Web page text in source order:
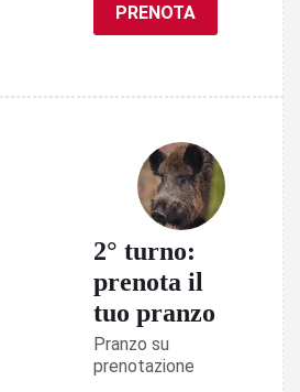
PRENOTA
2° turno:
prenota il
tuo pranzo
Pranzo su
prenotazione